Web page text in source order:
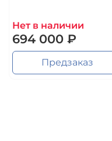
Нет в наличии
694 000 ₽
Предзаказ